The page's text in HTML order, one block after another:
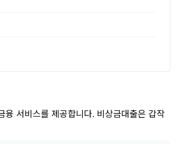
융 서비스를 제공합니다. 비상금대출은 갑작